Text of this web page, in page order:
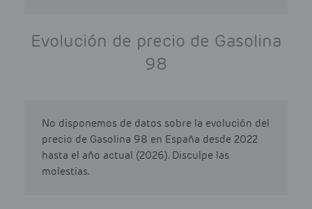
Evolución de precio de Gasolina
98
No disponemos de datos sobre la evolución del
precio de Gasolina 98 en España desde 2022
hasta el año actual (2026). Disculpe las
molestias.